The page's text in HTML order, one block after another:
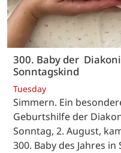
300. Baby der
Sonntagskind
Tuesday
Simmern. Ein
Geburtshilfe der
Sonntag, 2. August,
300. Baby des Jahres